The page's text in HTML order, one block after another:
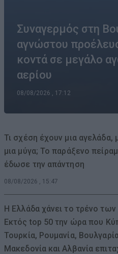
Συναγερμός στη
αγνώστου
κοντά σε μεγάλο
αερίου
08/08/2026 , 17:12
Τι σχέση έχουν μια αγελάδα,
μια μύγα; Το παράξενο
έδωσε την απάντηση
08/08/2026 , 15:47
Η Ελλάδα χάνει το τρένο
Εκτός top 50 την ώρα που
Τουρκία, Ρουμανία,
Μακεδονία και Αλβανία